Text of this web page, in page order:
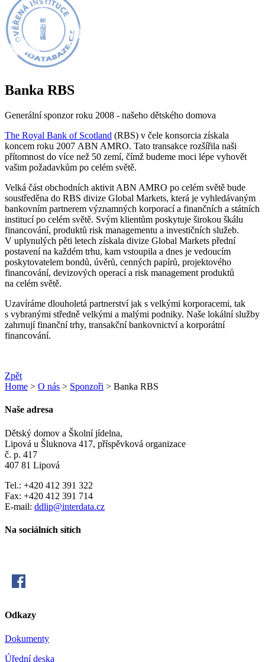
Banka RBS
Generální sponzor roku 2008 - našeho dětského domova
The Royal Bank of Scotland (RBS) v čele konsorcia získala
koncem roku 2007 ABN AMRO. Tato transakce rozšířila naši
přítomnost do více než 50 zemí, čímž budeme moci lépe vyhovět
vašim požadavkům po celém světě.
Velká část obchodních aktivit ABN AMRO po celém světě bude
soustředěna do RBS divize Global Markets, která je vyhledávaným
bankovním partnerem významných korporací a finančních a státních
institucí po celém světě. Svým klientům poskytuje širokou škálu
financování, produktů risk managementu a investičních služeb.
V uplynulých pěti letech získala divize Global Markets přední
postavení na každém trhu, kam vstoupila a dnes je vedoucím
poskytovatelem bondů, úvěrů, cenných papírů, projektového
financování, devizových operací a risk management produktů
na celém světě.
Uzavíráme dlouholetá partnerství jak s velkými korporacemi, tak
s vybranými středně velkými a malými podniky. Naše lokální služby
zahrnují finanční trhy, transakční bankovnictví a korporátní
financování.
Zpět
Home > O nás > Sponzoři > Banka RBS
Naše adresa
Dětský domov a Školní jídelna,
Lipová u Šluknova 417, příspěvková organizace
č. p. 417
407 81 Lipová
Tel.: +420 412 391 322
Fax: +420 412 391 714
E-mail: ddlip@interdata.cz
Na sociálních sítích
Odkazy
Dokumenty
Úřední deska